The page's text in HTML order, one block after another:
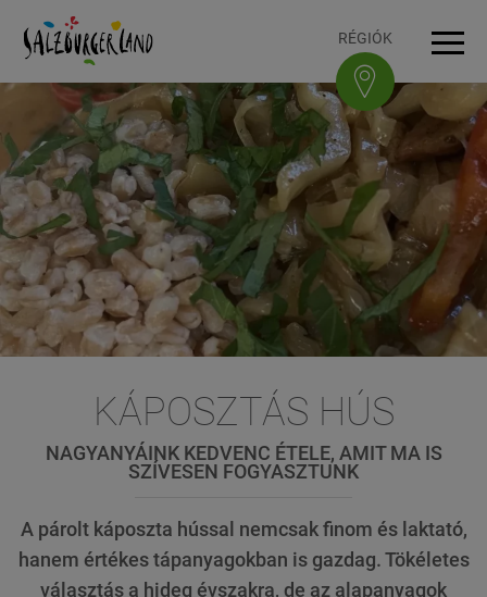
A tartalomhozAccesskey
[0]
A navigációhozAccesskey
[1]
Az oldal tetejéreAccesskey
[2]
A lábléchezAccesskey
[3] RÉGIÓK
KÁPOSZTÁS HÚS
NAGYANYÁINK KEDVENC ÉTELE, AMIT MA IS
SZÍVESEN FOGYASZTUNK
A párolt káposzta hússal nemcsak finom és laktató,
hanem értékes tápanyagokban is gazdag. Tökéletes
választás a hideg évszakra, de az alapanyagok